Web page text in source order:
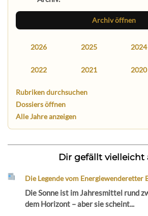
Archiv öffnen
2026 2025 2024
2022 2021 2020
Rubriken durchsuchen
Dossiers öffnen
Alle Jahre anzeigen
Dir gefällt vielleicht
Die Legende vom Energiewenderetter
Die Sonne ist im Jahresmittel rund
dem Horizont – aber sie scheint...